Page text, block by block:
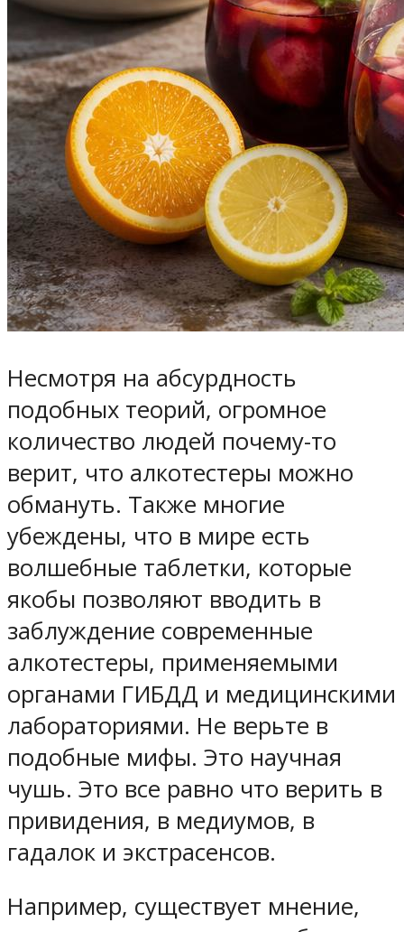
Несмотря на абсурдность
подобных теорий, огромное
количество людей почему-то
верит, что алкотестеры можно
обмануть. Также многие
убеждены, что в мире есть
волшебные таблетки, которые
якобы позволяют вводить в
заблуждение современные
алкотестеры, применяемыми
органами ГИБДД и медицинскими
лабораториями. Не верьте в
подобные мифы. Это научная
чушь. Это все равно что верить в
привидения, в медиумов, в
гадалок и экстрасенсов.
Например, существует мнение,